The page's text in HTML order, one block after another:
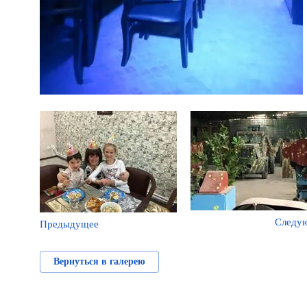
Предыдущее
Вернуться в галерею